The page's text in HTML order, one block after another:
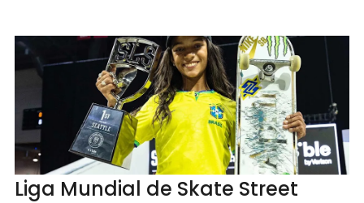
Liga Mundial de Skate Street